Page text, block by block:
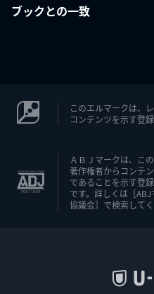
ブックとの一致
このエルマークは、
コンテンツを示す登
ＡＢＪマークは、こ
著作権者からコンテ
であることを示す登
です。詳しくは［
協議会］で検索してく